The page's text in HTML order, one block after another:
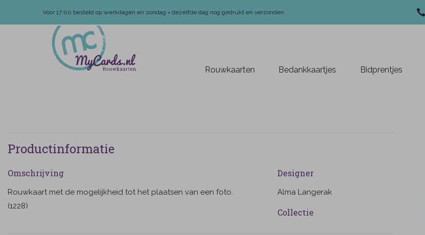
Voor 17:00 besteld op werkdagen en zondag = dezelfde dag nog gedrukt en verzonden.
Rouwkaarten Bedankkaartjes Bidprentjes
Productinformatie
Omschrijving
Rouwkaart met de mogelijkheid tot het plaatsen van een foto.
(1228)
Designer
Alma Langerak
Collectie